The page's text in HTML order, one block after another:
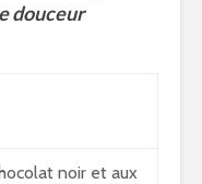
douceur
noir et aux